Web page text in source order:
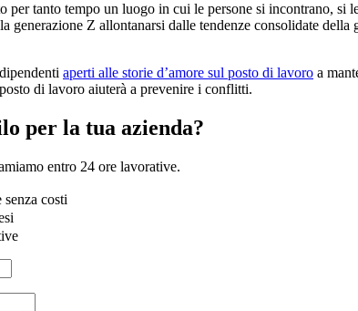
per tanto tempo un luogo in cui le persone si incontrano,
generazione Z allontanarsi dalle tendenze consolidate
aperti alle storie d’amore sul posto di lavoro a
di lavoro aiuterà a prevenire i conflitti.
per la tua azienda?
entro 24 ore lavorative.
costi